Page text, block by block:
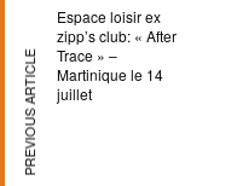
Espace loisir ex
zipp’s club: « After
Trace » –
Martinique le 14
juillet
PREVIOUS ARTICLE